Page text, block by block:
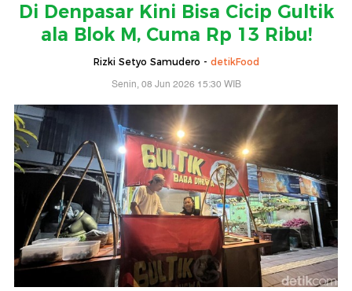
Di Denpasar Kini Bisa Cicip Gultik
ala Blok M, Cuma Rp 13 Ribu!
Rizki Setyo Samudero - detikFood
Senin, 08 Jun 2026 15:30 WIB